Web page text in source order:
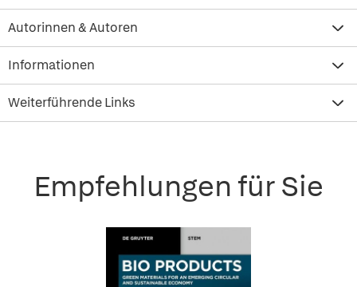
Autorinnen & Autoren
Informationen
Weiterführende Links
Empfehlungen für Sie